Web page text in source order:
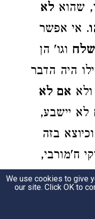
שהוא לא
. אי אפשר
וגו' הן
היה הדבר
ולא אם לא
לא יישבע,
בזה
של חוקי ח'מורבי,
רשלנותו של
We use cookies to give
our site. Click OK to